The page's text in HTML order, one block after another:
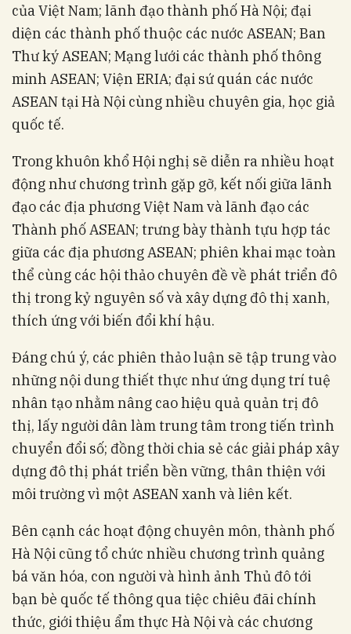
của Việt Nam; lãnh đạo thành phố Hà Nội; đại
diện các thành phố thuộc các nước ASEAN; Ban
Thư ký ASEAN; Mạng lưới các thành phố thông
minh ASEAN; Viện ERIA; đại sứ quán các nước
ASEAN tại Hà Nội cùng nhiều chuyên gia, học giả
quốc tế.
Trong khuôn khổ Hội nghị sẽ diễn ra nhiều hoạt
động như chương trình gặp gỡ, kết nối giữa lãnh
đạo các địa phương Việt Nam và lãnh đạo các
Thành phố ASEAN; trưng bày thành tựu hợp tác
giữa các địa phương ASEAN; phiên khai mạc toàn
thể cùng các hội thảo chuyên đề về phát triển đô
thị trong kỷ nguyên số và xây dựng đô thị xanh,
thích ứng với biến đổi khí hậu.
Đáng chú ý, các phiên thảo luận sẽ tập trung vào
những nội dung thiết thực như ứng dụng trí tuệ
nhân tạo nhằm nâng cao hiệu quả quản trị đô
thị, lấy người dân làm trung tâm trong tiến trình
chuyển đổi số; đồng thời chia sẻ các giải pháp xây
dựng đô thị phát triển bền vững, thân thiện với
môi trường vì một ASEAN xanh và liên kết.
Bên cạnh các hoạt động chuyên môn, thành phố
Hà Nội cũng tổ chức nhiều chương trình quảng
bá văn hóa, con người và hình ảnh Thủ đô tới
bạn bè quốc tế thông qua tiệc chiêu đãi chính
thức, giới thiệu ẩm thực Hà Nội và các chương